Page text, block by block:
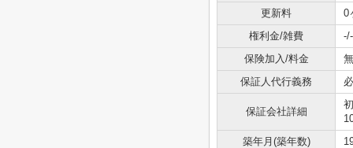
更新料
0
権利金/雑費
-/-
保険加入/料金
保証人代行義務
保証会社詳細
築年月(築年数)